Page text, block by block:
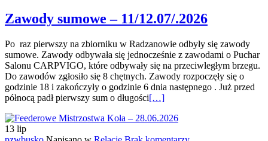
Salonu
CARPVIGO
Zawody sumowe – 11/12.07/.2026
Po raz pierwszy na zbiorniku w Radzanowie odbyły się zawody
sumowe. Zawody odbywała się jednocześnie z zawodami o Puchar
Salonu CARPVIGO, które odbywały się na przeciwległym brzegu.
Do zawodów zgłosiło się 8 chętnych. Zawody rozpoczęły się o
godzinie 18 i zakończyły o godzinie 6 dnia następnego . Już przed
północą padł pierwszy sum o długościWięcej
sumowe
[…]
13 lip